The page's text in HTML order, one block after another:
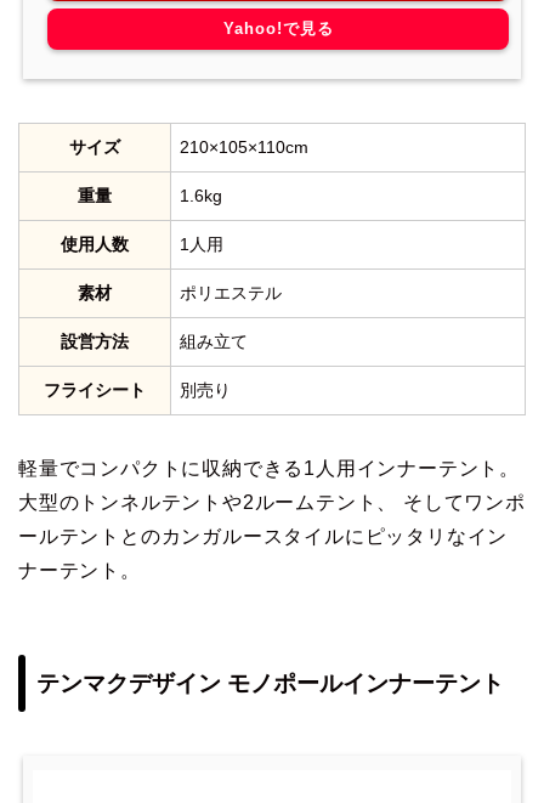
Yahoo!で見る
サイズ 210×105×110cm
重量 1.6kg
使用人数 1人用
素材 ポリエステル
設営方法 組み立て
フライシート 別売り
軽量でコンパクトに収納できる1人用インナーテント。
大型のトンネルテントや2ルームテント、 そしてワンポ
ールテントとのカンガルースタイルにピッタリなイン
ナーテント。
テンマクデザイン モノポールインナーテント